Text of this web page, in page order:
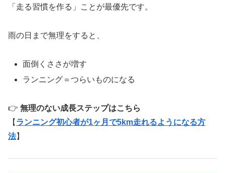
「走る習慣を作る」ことが最優先です。
雨の日まで無理をすると、
面倒くささが増す
ランニング＝つらいものになる
👉 無理のない成長ステップはこちら
【 ランニング初心者が1ヶ月で5km走れるようになる方
法】